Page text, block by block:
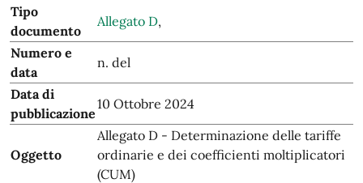
Tipo
documento
Allegato D,
Numero e
data
n. del
Data di
pubblicazione
10 Ottobre 2024
Oggetto
Allegato D - Determinazione delle tariffe
ordinarie e dei coefficienti moltiplicatori
(CUM)